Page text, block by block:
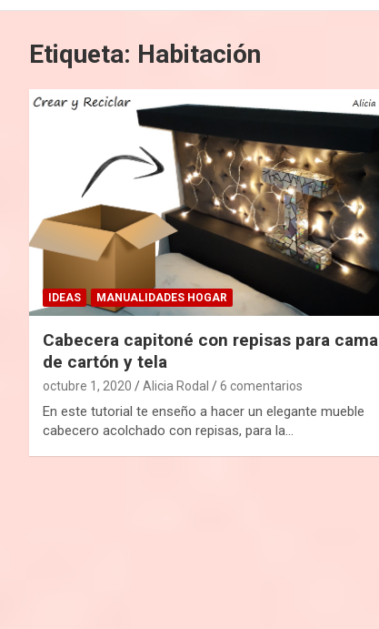
Etiqueta: Habitación
IDEAS MANUALIDADES HOGAR
Cabecera capitoné con repisas para cama
de cartón y tela
octubre 1, 2020 Alicia Rodal 6 comentarios
En este tutorial te enseño a hacer un elegante mueble
cabecero acolchado con repisas, para la…